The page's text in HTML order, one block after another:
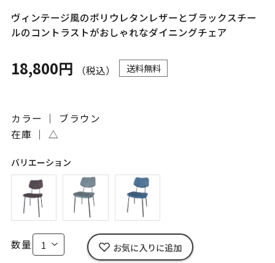
ヴィンテージ風のポリウレタンレザーとブラックスチー
ルのコントラストがおしゃれなダイニングチェア
18,800円 （税込） 送料無料
カラー ｜ ブラウン
在庫 ｜ △
バリエーション
数量 お気に入りに追加